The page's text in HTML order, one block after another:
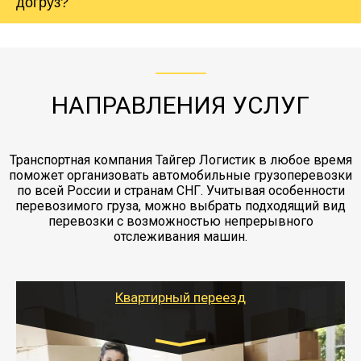
коробками и обмотать стрейч пленкой.
груза. Мы сотрудничаем по услугам страховки
заканчивая выгрузкой в пункте получателя.
НАПРАВЛЕНИЯ УСЛУГ
Транспортная компания Тайгер Логистик в любое время
поможет организовать автомобильные грузоперевозки
по всей России и странам СНГ. Учитывая особенности
перевозимого груза, можно выбрать подходящий вид
перевозки с возможностью непрерывного
отслеживания машин.
Квартирный переезд